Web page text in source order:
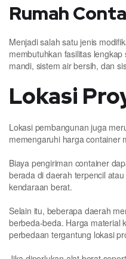
Rumah
Menjadi salah satu jenis
membutuhkan fasilitas
mandi, sistem air bersih, dan
Lokasi
Lokasi pembangunan juga
memengaruhi harga container
Biaya pengiriman container
berada di daerah terpencil
kendaraan berat.
Selain itu, beberapa daerah
berbeda-beda. Harga material
perbedaan tergantung lokasi